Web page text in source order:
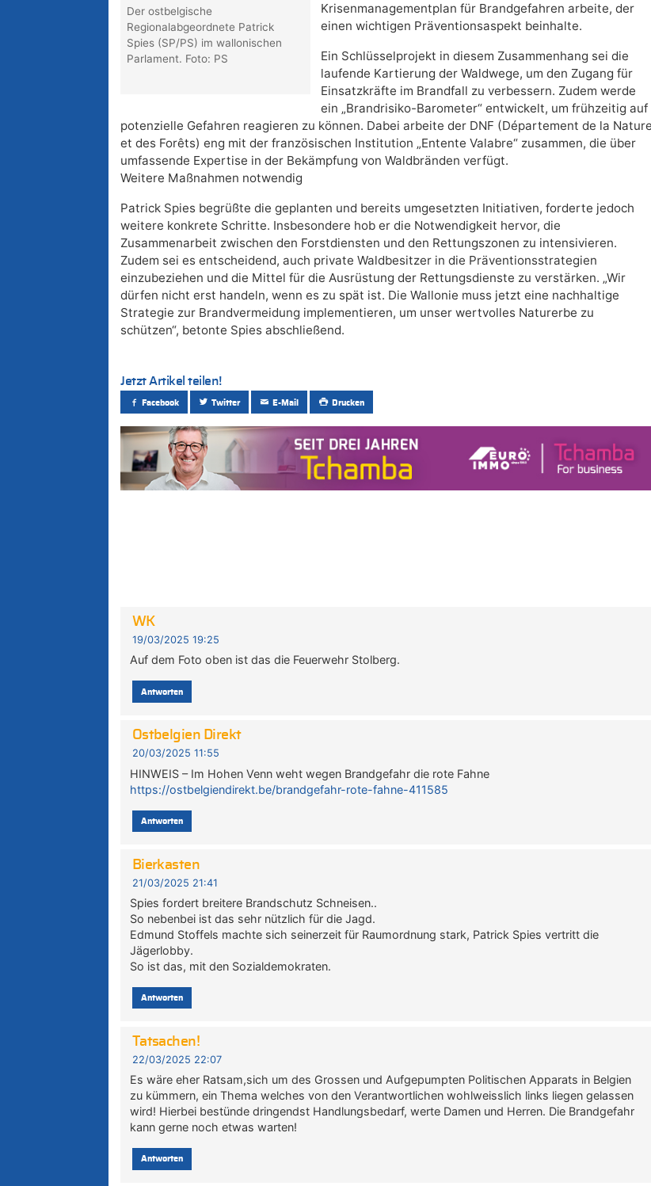
Der ostbelgische
Regionalabgeordnete Patrick
Spies (SP/PS) im wallonischen
Parlament. Foto: PS
Krisenmanagementplan für Brandgefahren arbeite, der
einen wichtigen Präventionsaspekt beinhalte.
Ein Schlüsselprojekt in diesem Zusammenhang sei die
laufende Kartierung der Waldwege, um den Zugang für
Einsatzkräfte im Brandfall zu verbessern. Zudem werde
ein „Brandrisiko-Barometer“ entwickelt, um frühzeitig auf
potenzielle Gefahren reagieren zu können. Dabei arbeite der DNF (Département de la Nature
et des Forêts) eng mit der französischen Institution „Entente Valabre“ zusammen, die über
umfassende Expertise in der Bekämpfung von Waldbränden verfügt.
Weitere Maßnahmen notwendig
Patrick Spies begrüßte die geplanten und bereits umgesetzten Initiativen, forderte jedoch
weitere konkrete Schritte. Insbesondere hob er die Notwendigkeit hervor, die
Zusammenarbeit zwischen den Forstdiensten und den Rettungszonen zu intensivieren.
Zudem sei es entscheidend, auch private Waldbesitzer in die Präventionsstrategien
einzubeziehen und die Mittel für die Ausrüstung der Rettungsdienste zu verstärken. „Wir
dürfen nicht erst handeln, wenn es zu spät ist. Die Wallonie muss jetzt eine nachhaltige
Strategie zur Brandvermeidung implementieren, um unser wertvolles Naturerbe zu
schützen“, betonte Spies abschließend.
Jetzt Artikel teilen!
Facebook Twitter E-Mail Drucken
WK
19/03/2025 19:25
Auf dem Foto oben ist das die Feuerwehr Stolberg.
Antworten
Ostbelgien Direkt
20/03/2025 11:55
HINWEIS – Im Hohen Venn weht wegen Brandgefahr die rote Fahne
https://ostbelgiendirekt.be/brandgefahr-rote-fahne-411585
Antworten
Bierkasten
21/03/2025 21:41
Spies fordert breitere Brandschutz Schneisen..
So nebenbei ist das sehr nützlich für die Jagd.
Edmund Stoffels machte sich seinerzeit für Raumordnung stark, Patrick Spies vertritt die
Jägerlobby.
So ist das, mit den Sozialdemokraten.
Antworten
Tatsachen!
22/03/2025 22:07
Es wäre eher Ratsam,sich um des Grossen und Aufgepumpten Politischen Apparats in Belgien
zu kümmern, ein Thema welches von den Verantwortlichen wohlweisslich links liegen gelassen
wird! Hierbei bestünde dringendst Handlungsbedarf, werte Damen und Herren. Die Brandgefahr
kann gerne noch etwas warten!
Antworten